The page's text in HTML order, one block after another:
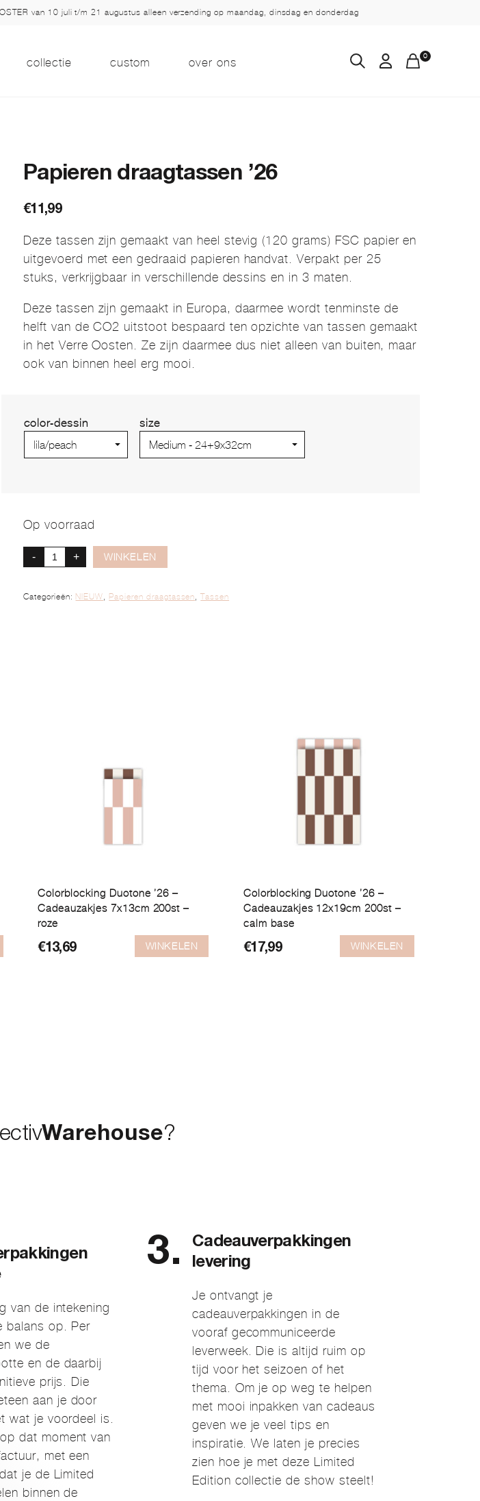
van 10 juli t/m 21 augustus alleen verzending op maandag, dinsdag en donderdag
collectie custom over ons 0
Papieren draagtassen ’26
€11,99
Deze tassen zijn gemaakt van heel stevig (120 grams) FSC papier en
uitgevoerd met een gedraaid papieren handvat. Verpakt per 25
stuks, verkrijgbaar in verschillende dessins en in 3 maten.
Deze tassen zijn gemaakt in Europa, daarmee wordt tenminste de
helft van de CO2 uitstoot bespaard ten opzichte van tassen gemaakt
in het Verre Oosten. Ze zijn daarmee dus niet alleen van buiten, maar
ook van binnen heel erg mooi.
color-dessin size
Op voorraad
- + WINKELEN
Categorieën: NIEUW, Papieren draagtassen,Tassen
Colorblocking Duotone ’26 –
Cadeauzakjes 7x13cm 200st –
roze
€13,69 WINKELEN
Colorblocking Duotone ’26 –
Cadeauzakjes 12x19cm 200st –
calm base
€17,99 WINKELEN
Warehouse?
van de intekening
balans op. Per
we de
en de daarbij
prijs. Die
aan je door
wat je voordeel is.
dat moment van
met een
je de Limited
binnen de
Cadeauverpakkingen
levering
Je ontvangt je
cadeauverpakkingen in de
vooraf gecommuniceerde
leverweek. Die is altijd ruim op
tijd voor het seizoen of het
thema. Om je op weg te helpen
met mooi inpakken van cadeaus
geven we je veel tips en
inspiratie. We laten je precies
zien hoe je met deze Limited
Edition collectie de show steelt!